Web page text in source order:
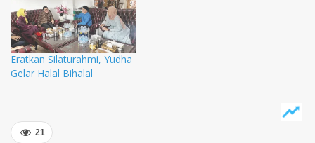
Eratkan Silaturahmi, Yudha
Gelar Halal Bihalal
21